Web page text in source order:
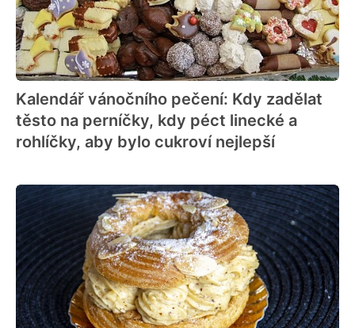
Kalendář vánočního pečení: Kdy zadělat
těsto na perníčky, kdy péct linecké a
rohlíčky, aby bylo cukroví nejlepší